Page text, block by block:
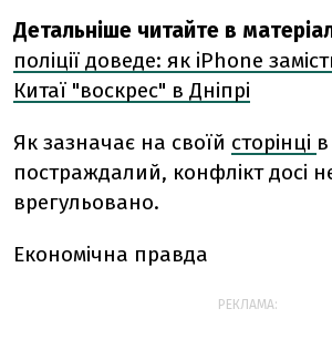
Детальніше читайте в
поліції доведе: як iPhone
Китаї "воскрес" в Дніпрі
Як зазначає на своїй сторінці
постраждалий, конфлікт досі
врегульовано.
Економічна правда
РЕКЛАМА: